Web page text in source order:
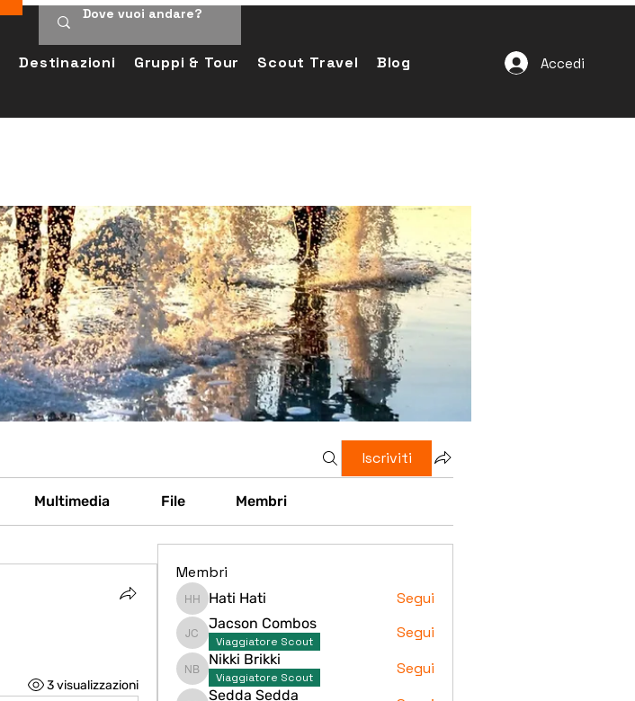
Destinazioni Gruppi & Tour Scout Travel
Blog
Accedi
Iscriviti
Multimedia File Membri
3 visualizzazioni
Membri
Hati Hati
Hati Hati Segui
Jacson Combos
Jacson Combos
Viaggiatore Scout Segui
Nikki Brikki
Nikki Brikki
Viaggiatore Scout Segui
Sedda Sedda